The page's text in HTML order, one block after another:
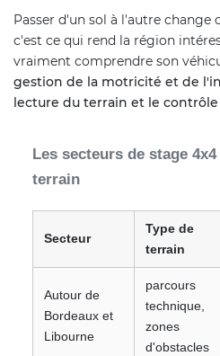
Passer d'un sol à l'autre
c'est ce qui rend la région
vraiment comprendre son
gestion de la motricité et de
lecture du terrain et le
Les secteurs de stage
terrain
Secteur
Type de
terrain
Autour de
Bordeaux et
Libourne
parcours
technique,
zones
d'obstacles